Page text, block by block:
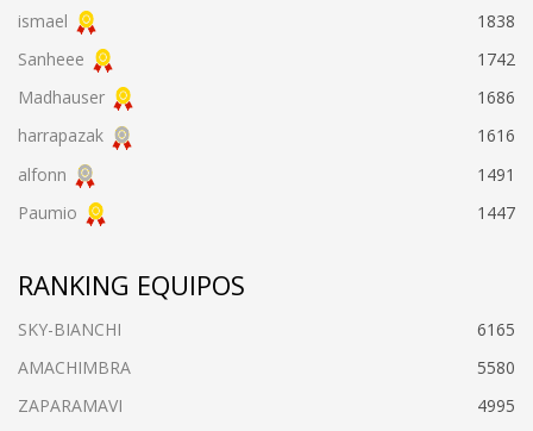
ismael
1838
Sanheee
1742
Madhauser
1686
harrapazak
1616
alfonn
1491
Paumio
1447
RANKING EQUIPOS
SKY-BIANCHI
6165
AMACHIMBRA
5580
ZAPARAMAVI
4995